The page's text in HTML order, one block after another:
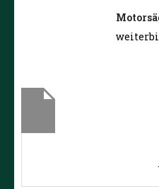
.